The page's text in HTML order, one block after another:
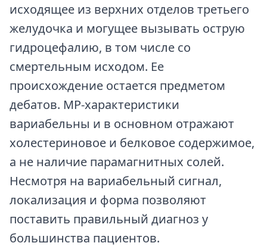
исходящее из верхних отделов третьего
желудочка и могущее вызывать острую
гидроцефалию, в том числе со
смертельным исходом. Ее
происхождение остается предметом
дебатов. МР-характеристики
вариабельны и в основном отражают
холестериновое и белковое содержимое,
а не наличие парамагнитных солей.
Несмотря на вариабельный сигнал,
локализация и форма позволяют
поставить правильный диагноз у
большинства пациентов.